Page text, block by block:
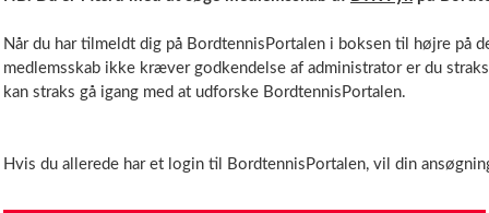
Når du har tilmeldt dig på BordtennisPortalen i boksen til højre på
medlemsskab ikke kræver godkendelse af administrator er du
kan straks gå igang med at udforske BordtennisPortalen.
Hvis du allerede har et login til BordtennisPortalen, vil din